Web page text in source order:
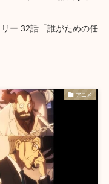
リー 32話「誰がための任
アニメ